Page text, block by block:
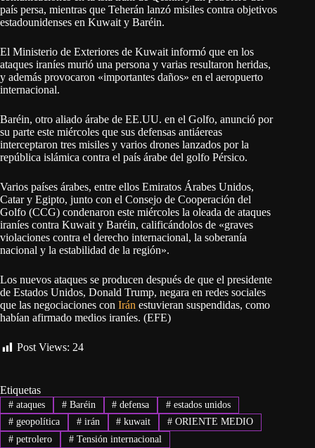
país persa, mientras que Teherán lanzó misiles contra objetivos
estadounidenses en Kuwait y Baréin.
El Ministerio de Exteriores de Kuwait informó que en los
ataques iraníes murió una persona y varias resultaron heridas,
y además provocaron «importantes daños» en el aeropuerto
internacional.
Baréin, otro aliado árabe de EE.UU. en el Golfo, anunció por
su parte este miércoles que sus defensas antiáereas
interceptaron tres misiles y varios drones lanzados por la
república islámica contra el país árabe del golfo Pérsico.
Varios países árabes, entre ellos Emiratos Árabes Unidos,
Catar y Egipto, junto con el Consejo de Cooperación del
Golfo (CCG) condenaron este miércoles la oleada de ataques
iraníes contra Kuwait y Baréin, calificándolos de «graves
violaciones contra el derecho internacional, la soberanía
nacional y la estabilidad de la región».
Los nuevos ataques se producen después de que el presidente
de Estados Unidos, Donald Trump, negara en redes sociales
que las negociaciones con Irán estuvieran suspendidas, como
habían afirmado medios iraníes. (EFE)
Post Views: 24
Etiquetas
#ataques #Baréin # defensa # estados unidos
#geopolítica #irán # kuwait # ORIENTE MEDIO
#petrolero #Tensión internacional